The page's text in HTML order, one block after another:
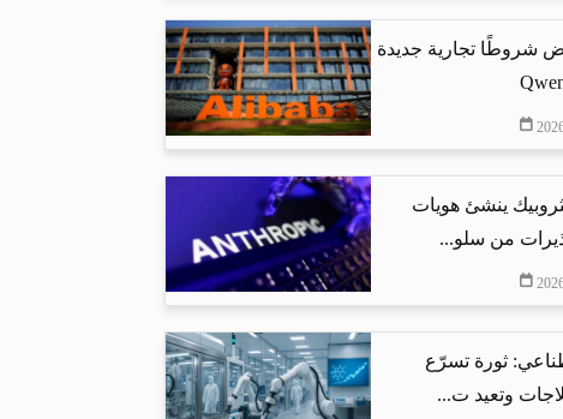
شروطًا تجارية جديدة
ينشئ هويات
من سلو...
ثورة تسرّع
وتعيد ت...